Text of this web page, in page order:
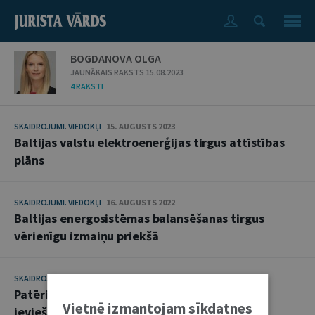
BOGDANOVA OLGA
JAUNĀKAIS RAKSTS 15.08.2023
4 RAKSTI
SKAIDROJUMI. VIEDOKĻI 15. AUGUSTS 2023
Baltijas valstu elektroenerģijas tirgus attīstības
plāns
SKAIDROJUMI. VIEDOKĻI 16. AUGUSTS 2022
Baltijas energosistēmas balansēšanas tirgus
vērienīgu izmaiņu priekšā
SKAIDROJUMI. VIEDOKĻI
Patēriņa reakcijas neatkarīgas agregācijas
Vietnē izmantojam sīkdatnes